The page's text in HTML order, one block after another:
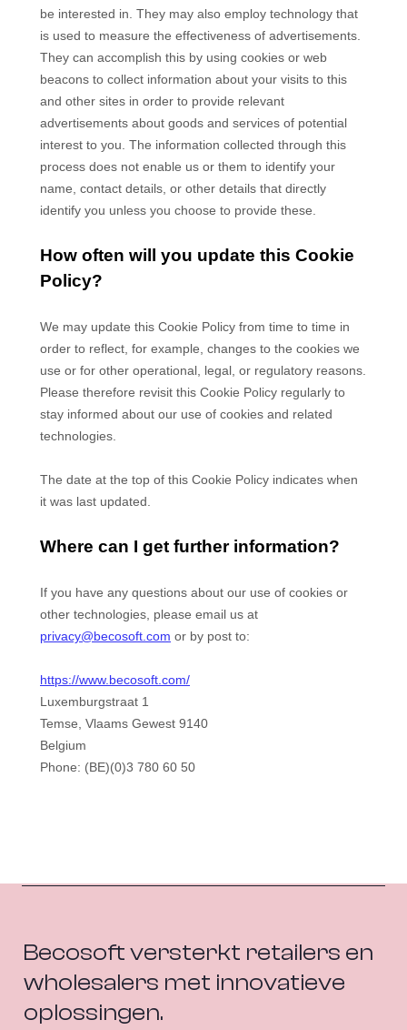
Becosoft versterkt retailers en
wholesalers met innovatieve
oplossingen.